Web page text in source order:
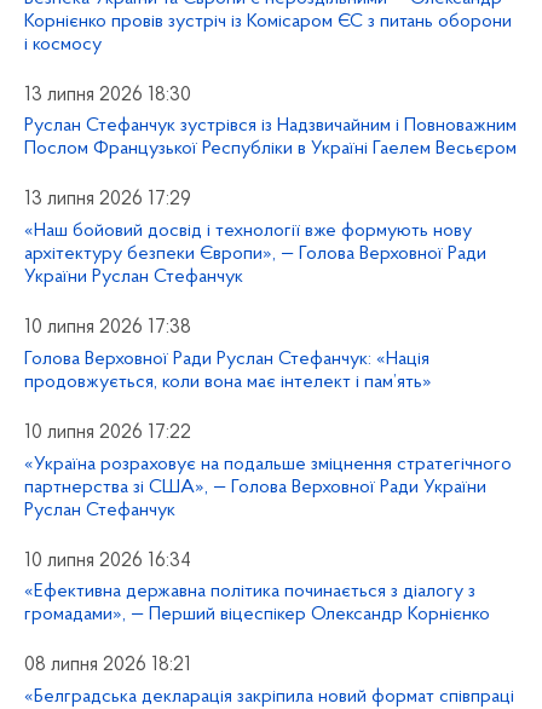
Корнієнко провів зустріч із Комісаром ЄС з питань оборони
і космосу
13 липня 2026 18:30
Руслан Стефанчук зустрівся із Надзвичайним і Повноважним
Послом Французької Республіки в Україні Гаелем Весьєром
13 липня 2026 17:29
«Наш бойовий досвід і технології вже формують нову
архітектуру безпеки Європи», — Голова Верховної Ради
України Руслан Стефанчук
10 липня 2026 17:38
Голова Верховної Ради Руслан Стефанчук: «Нація
продовжується, коли вона має інтелект і пам’ять»
10 липня 2026 17:22
«Україна розраховує на подальше зміцнення стратегічного
партнерства зі США», — Голова Верховної Ради України
Руслан Стефанчук
10 липня 2026 16:34
«Ефективна державна політика починається з діалогу з
громадами», — Перший віцеспікер Олександр Корнієнко
08 липня 2026 18:21
«Белградська декларація закріпила новий формат співпраці